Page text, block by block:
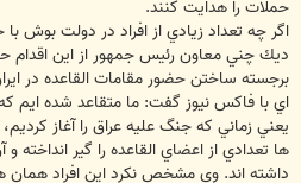
حملات را هدايت كنند.
اگر چه تعداد زيادي از افراد در دولت بوش با
ديك چني معاون رئيس جمهور از اين
برجسته ساختن حضور مقامات القاعده در
يعني زماني كه جنگ عليه عراق را آغاز
ها تعدادي از اعضاي القاعده را گير انداخته
داشته اند. وي مشخص نكرد اين افراد همان